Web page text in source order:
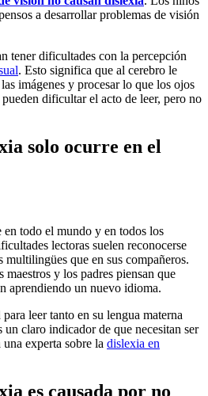
a desarrollar problemas de visión
tener dificultades con la percepción
. Esto significa que al cerebro le
imágenes y procesar lo que los ojos
dificultar el acto de leer, pero no
solo ocurre en el
en todo el mundo y en todos los
lectoras suelen reconocerse
multilingües que en sus compañeros.
maestros y los padres piensan que
aprendiendo un nuevo idioma.
leer tanto en su lengua materna
claro indicador de que necesitan ser
experta sobre la dislexia en
es causada por no